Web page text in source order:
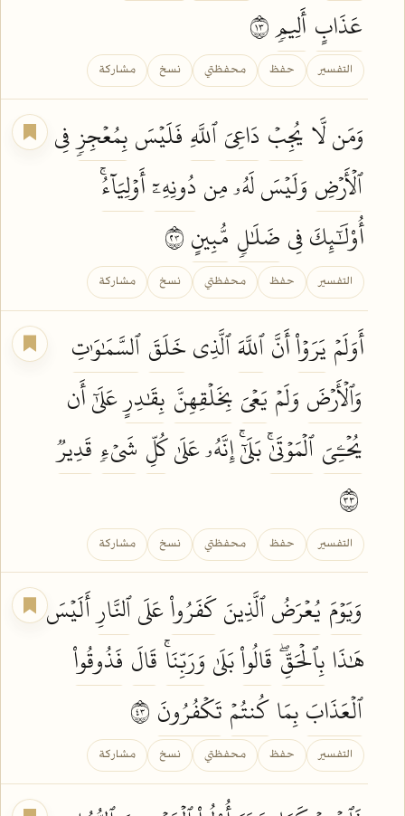
عَذَابٍ أَلِيمٖ٣١
التفسير حفظ محفظتي نسخ مشاركة
وَمَن لَّا يُجِبۡ دَاعِيَٱللَّهِ فَلَيۡسَبِمُعۡجِزٖفِي
ٱلۡأَرۡضِ وَلَيۡسَ لَهُۥ مِن دُونِهِۦٓأَوۡلِيَآءُۚ
أُوْلَٰٓئِكَ فِي ضَلَٰلٖ مُّبِينٍ
التفسير حفظ محفظتي نسخ مشاركة
أَوَلَمۡ يَرَوۡاْأَنَّٱللَّهَٱلَّذِيخَلَقَ ٱلسَّمَٰوَٰتِ
وَٱلۡأَرۡضَ وَلَمۡ يَعۡيَ بِخَلۡقِهِنَّ بِقَٰدِرٍعَلَىٰٓ أَن
يُحۡـِۧيَٱلۡمَوۡتَىٰۚبَلَىٰٓۚ إِنَّهُۥ عَلَىٰكُلِّ شَيۡءٖ قَدِيرٞ
التفسير حفظ محفظتي نسخ مشاركة
وَيَوۡمَ يُعۡرَضُٱلَّذِينَكَفَرُواْعَلَىٱلنَّارِأَلَيۡسَ
هَٰذَابِٱلۡحَقِّۖ قَالُواْبَلَىٰ وَرَبِّنَاۚقَالَ فَذُوقُواْ
ٱلۡعَذَابَبِمَاكُنتُمۡ تَكۡفُرُونَ
التفسير حفظ محفظتي نسخ مشاركة